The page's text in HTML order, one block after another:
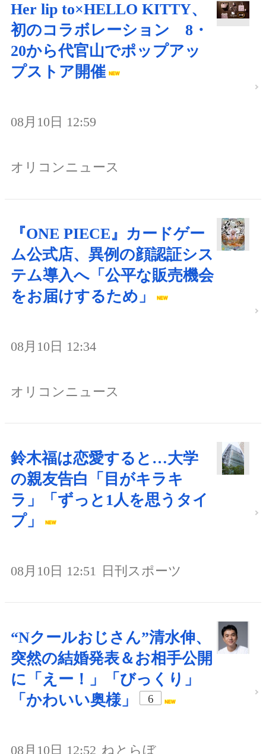
Her lip to×HELLO KITTY、
初のコラボレーション 8・
20から代官山でポップアッ
プストア開催
08月10日 12:59
オリコンニュース
『ONE PIECE』カードゲー
ム公式店、異例の顔認証シス
テム導入へ「公平な販売機会
をお届けするため」
08月10日 12:34
オリコンニュース
鈴木福は恋愛すると…大学
の親友告白「目がキラキ
ラ」「ずっと1人を思うタイ
プ」
08月10日 12:51 日刊スポーツ
“Nクールおじさん”清水伸、
突然の結婚発表＆お相手公開
に「えー！」「びっくり」
「かわいい奥様」
6
08月10日 12:52 ねとらぼ